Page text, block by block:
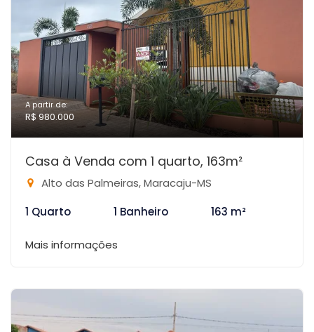
A partir de:
R$ 980.000
Casa à Venda com 1 quarto, 163m²
Alto das Palmeiras, Maracaju-MS
1 Quarto
1 Banheiro 163 m²
Mais informações